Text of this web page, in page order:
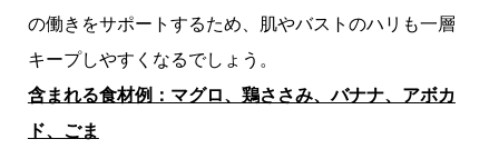
の働きをサポートするため、肌やバストのハリも一層
キープしやすくなるでしょう。
含まれる食材例：マグロ、鶏ささみ、バナナ、アボカ
ド、ごま